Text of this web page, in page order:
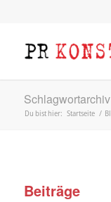
Du bist hier: Startseite /
Beiträge